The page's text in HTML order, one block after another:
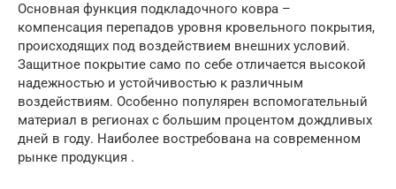
Основная функция подкладочного ковра –
компенсация перепадов уровня кровельного покрытия,
происходящих под воздействием внешних условий.
Защитное покрытие само по себе отличается высокой
надежностью и устойчивостью к различным
воздействиям. Особенно популярен вспомогательный
материал в регионах с большим процентом дождливых
дней в году. Наиболее востребована на современном
рынке продукция .